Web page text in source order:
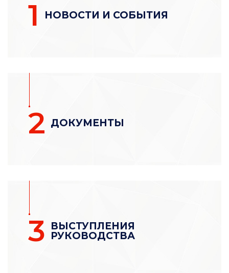
1 НОВОСТИ И СОБЫТИЯ
2 ДОКУМЕНТЫ
3
ВЫСТУПЛЕНИЯ
РУКОВОДСТВА